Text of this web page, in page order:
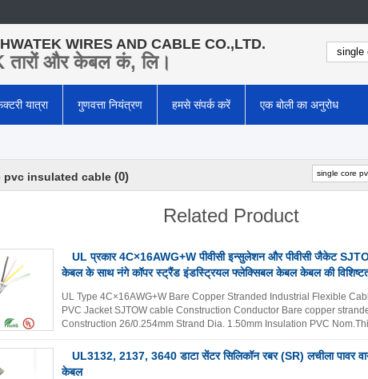
WIRES AND CABLE CO.,LTD.
तारों और केबल कं, लि।
यात्रा गुणवत्ता नियंत्रण हमसे संपर्क करें एक बोली का अनुरोध
pvc insulated cable (0)
Related Product
UL प्रकार 4C×16AWG+W पीवीसी इन्सुलेशन और पीवीसी जैकेट
केबल के साथ नंगे कॉपर स्ट्रैंड इंडस्ट्रियल फ्लेक्सिबल केबल केबल की
UL Type 4C×16AWG+W Bare Copper Stranded Industrial Flexible
PVC Jacket SJTOW cable Construction Conductor Bare copper
Construction 26/0.254mm Strand Dia. 1.50mm Insulation PVC
Min.Thickness 0.69mm Insulation Dia. 3.10±0...
और अधिक पढ़ें
UL3132, 2137, 3640 डाटा सेंटर सिलिकॉन रबर (SR) लचीला पावर
केबल